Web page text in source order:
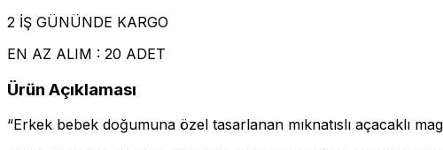
2 İŞ GÜNÜNDE KARGO
EN AZ ALIM : 20 ADET
Ürün Açıklaması
“Erkek bebek doğumuna özel tasarlanan mıknatıslı açacaklı